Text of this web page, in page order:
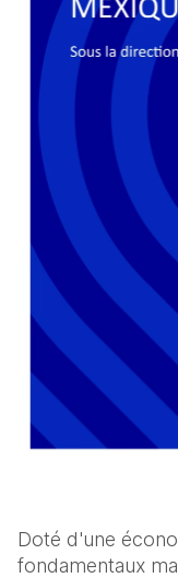
Doté d'une
fondamentaux